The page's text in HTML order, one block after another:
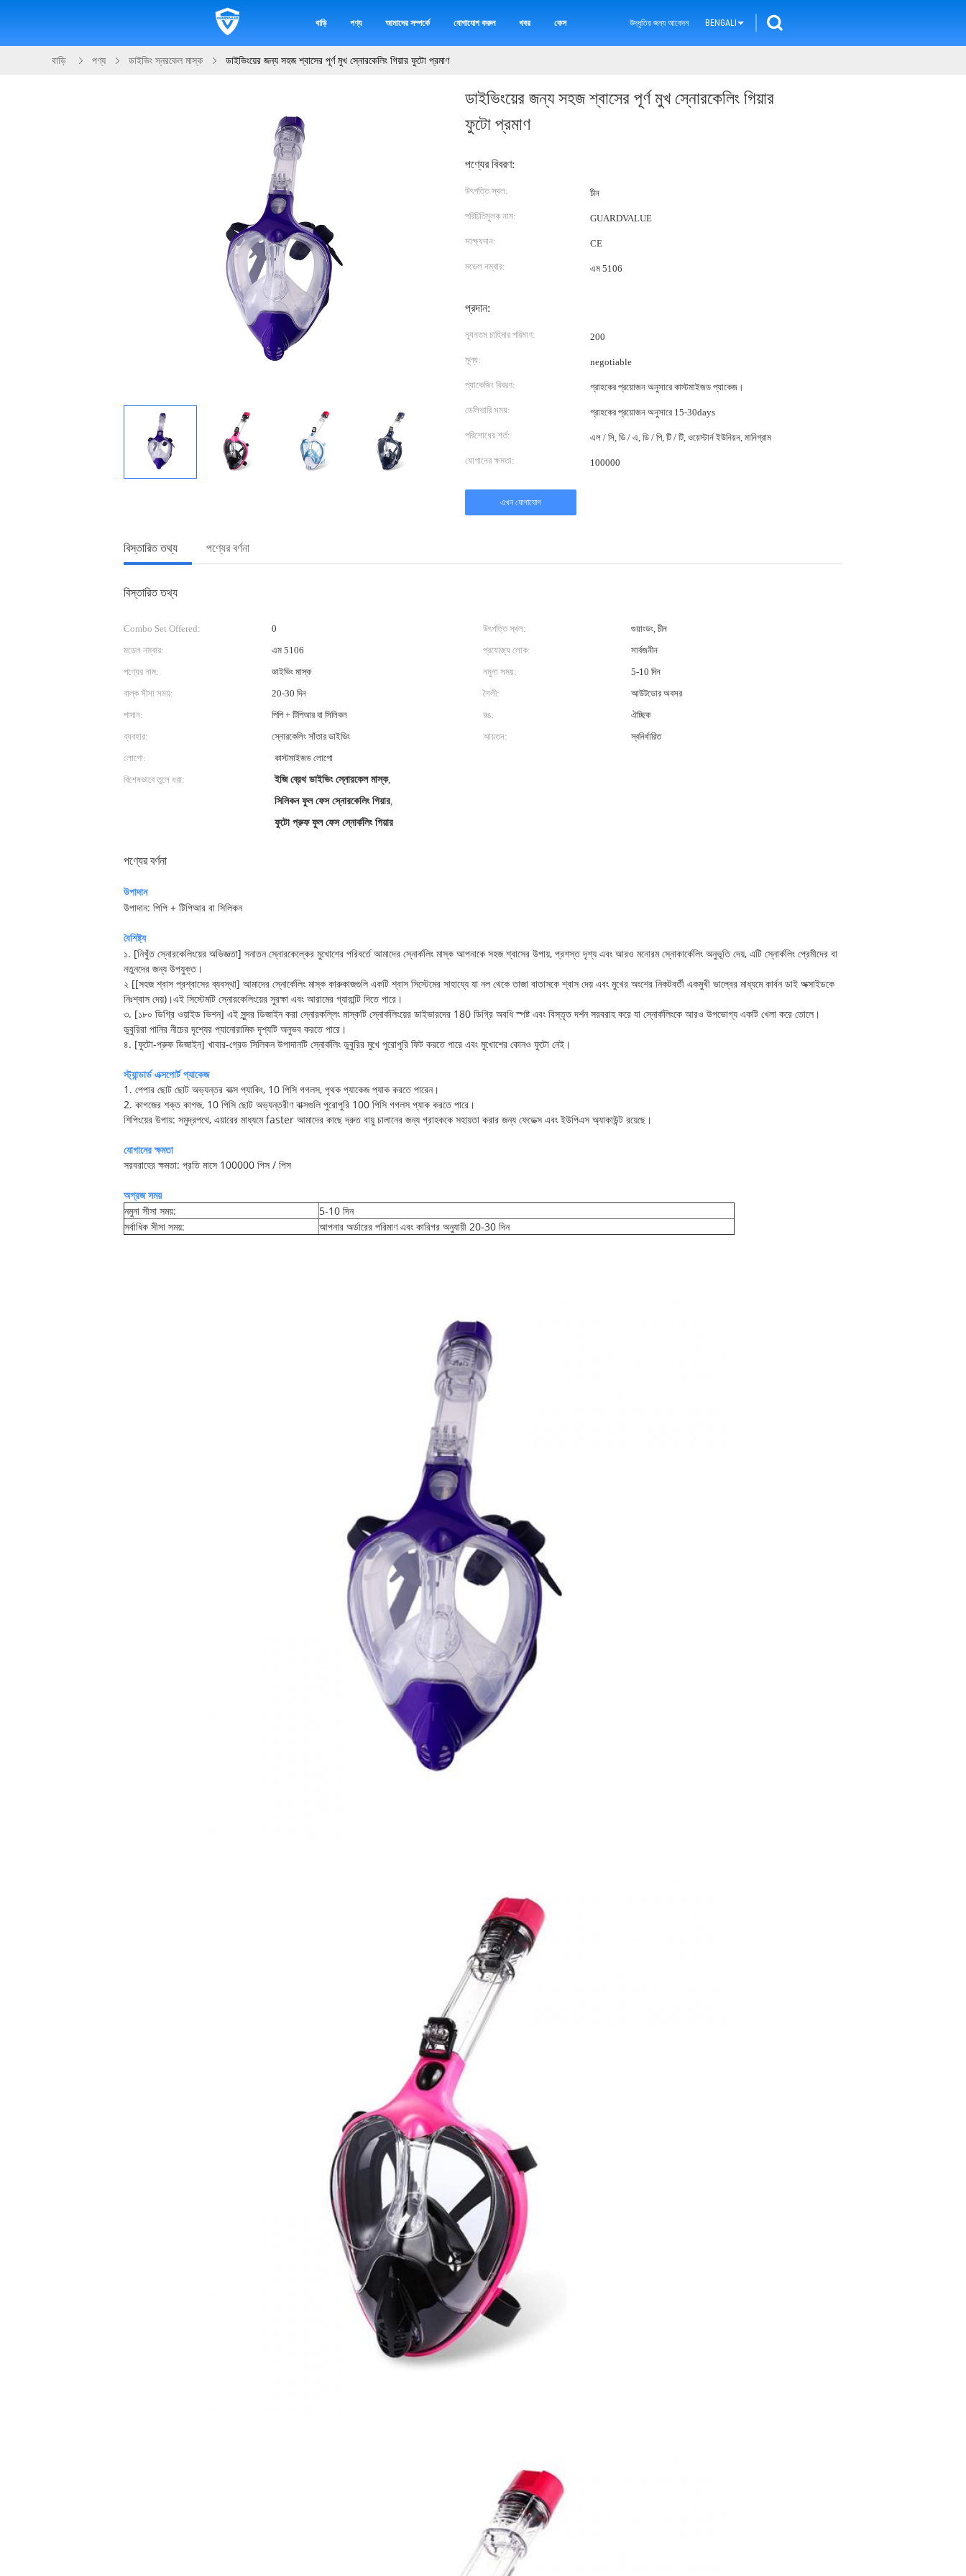
বাড়ি পণ্য আমাদের সম্পর্কে যোগাযোগ করুন খবর কেস উদ্ধৃতির জন্য আবেদন BENGALI
বাড়ি পণ্য ডাইভিং স্নরকেল মাস্ক ডাইভিংয়ের জন্য সহজ শ্বাসের পূর্ণ মুখ স্নোরকেলিং গিয়ার ফুটো প্রমাণ
ডাইভিংয়ের জন্য সহজ শ্বাসের পূর্ণ মুখ স্নোরকেলিং গিয়ার
ফুটো প্রমাণ
পণ্যের বিবরণ:
উৎপত্তি স্থল: চীন
পরিচিতিমুলক নাম: GUARDVALUE
সাক্ষ্যদান: CE
মডেল নম্বার: এম 5106
প্রদান:
ন্যূনতম চাহিদার পরিমাণ: 200
মূল্য: negotiable
প্যাকেজিং বিবরণ: গ্রাহকের প্রয়োজন অনুসারে কাস্টমাইজড প্যাকেজ।
ডেলিভারি সময়: গ্রাহকের প্রয়োজন অনুসারে 15-30days
পরিশোধের শর্ত: এল / সি, ডি / এ, ডি / পি, টি / টি, ওয়েস্টার্ন ইউনিয়ন, মানিগ্রাম
যোগানের ক্ষমতা: 100000
এখন যোগাযোগ
বিস্তারিত তথ্য পণ্যের বর্ণনা
বিস্তারিত তথ্য
Combo Set Offered: 0 উৎপত্তি স্থল:
গুয়াংডং, চীন
মডেল নম্বার:
এম 5106 প্রযোজ্য লোক:
সার্বজনীন
পণ্যের নাম:
ডাইভিং মাস্ক নমুনা সময়:
5-10 দিন
বাল্ক সীসা সময়:
20-30 দিন শৈলী:
আউটডোর অবসর
পাদান:
পিপি + টিপিআর বা সিলিকন রঙ:
ঐচ্ছিক
ব্যবহার:
স্নোরকেলিং সাঁতার ডাইভিং আয়তন:
স্বনির্ধারিত
লোগো:
কাস্টমাইজড লোগো
বিশেষভাবে তুলে ধরা:
ইজি ব্রেথ ডাইভিং স্নোরকেল মাস্ক,
সিলিকন ফুল ফেস স্নোরকেলিং গিয়ার,
ফুটো প্রুফ ফুল ফেস স্নোর্কলিং গিয়ার
পণ্যের বর্ণনা
উপাদান
উপাদান: পিপি + টিপিআর বা সিলিকন
বৈশিষ্ট্য
১. [নিখুঁত স্নোরকেলিংয়ের অভিজ্ঞতা] সনাতন স্নোরকেল্কের মুখোশের পরিবর্তে আমাদের স্নোর্কলিং মাস্ক আপনাকে সহজ শ্বাসের উপায়, প্রশস্ত দৃশ্য এবং আরও মনোরম স্নোকার্কেলিং অনুভূতি দেয়, এটি স্নোর্কলিং প্রেমীদের বা
নতুনদের জন্য উপযুক্ত।
২ [[সহজ শ্বাস প্রশ্বাসের ব্যবস্থা] আমাদের স্নোর্কেলিং মাস্ক কারুকাজগুলি একটি শ্বাস সিস্টেমের সাহায্যে যা নল থেকে তাজা বাতাসকে শ্বাস দেয় এবং মুখের অংশের নিকটবর্তী একমুখী ভাল্বের মাধ্যমে কার্বন ডাই অক্সাইডকে
নিঃশ্বাস দেয়)।এই সিস্টেমটি স্নোরকেলিংয়ের সুরক্ষা এবং আরামের গ্যারান্টি দিতে পারে।
৩. [১৮০ ডিগ্রি ওয়াইড ভিশন] এই সুন্দর ডিজাইন করা স্নোরকল্লিং মাস্কটি স্নোর্কলিংয়ের ডাইভারদের 180 ডিগ্রি অবধি স্পষ্ট এবং বিস্তৃত দর্শন সরবরাহ করে যা স্নোর্কলিংকে আরও উপভোগ্য একটি খেলা করে তোলে।
ডুবুরিরা পানির নীচের দৃশ্যের প্যানোরামিক দৃশ্যটি অনুভব করতে পারে।
৪. [ফুটো-প্রুফ ডিজাইন] খাবার-গ্রেড সিলিকন উপাদানটি স্নোর্কলিং ডুবুরির মুখে পুরোপুরি ফিট করতে পারে এবং মুখোশের কোনও ফুটো নেই।
স্ট্যান্ডার্ড এক্সপোর্ট প্যাকেজ
1. পেপার ছোট ছোট অভ্যন্তর বাক্স প্যাকিং, 10 পিসি গগলস, পৃথক প্যাকেজ প্যাক করতে পারেন।
2. কাগজের শক্ত কাগজ, 10 পিসি ছোট অভ্যন্তরীণ বাক্সগুলি পুরোপুরি 100 পিসি গগলস প্যাক করতে পারে।
শিপিংয়ের উপায়: সমুদ্রপথে, এয়ারের মাধ্যমে faster আমাদের কাছে দ্রুত বায়ু চালানের জন্য গ্রাহককে সহায়তা করার জন্য ফেডেক্স এবং ইউপিএস অ্যাকাউন্ট রয়েছে।
যোগানের ক্ষমতা
সরবরাহের ক্ষমতা: প্রতি মাসে 100000 পিস / পিস
অগ্রজ সময়
নমুনা সীসা সময়:
5-10 দিন
সর্বাধিক সীসা সময়:
আপনার অর্ডারের পরিমাণ এবং কারিগর অনুযায়ী 20-30 দিন